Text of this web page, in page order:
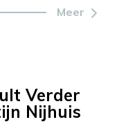
Meer
Verder
Nijhuis